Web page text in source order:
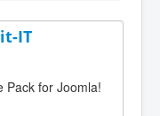
IT
Pack for Joomla!